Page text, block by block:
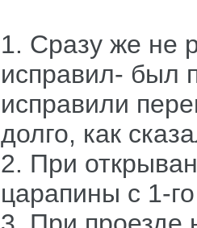
1. Сразу же не
исправил- был
исправили
долго, как
2. При
царапины с 1-